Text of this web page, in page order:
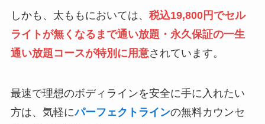
しかも、太ももにおいては、 税込19,800円でセル
ライトが無くなるまで通い放題・永久保証の一生
通い放題コースが特別に用意されています。
最速で理想のボディラインを安全に手に入れたい
方は、気軽にパーフェクトラインの無料カウンセ